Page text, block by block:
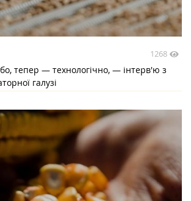
1268
тепер — технологічно, — інтерв'ю з
галузі